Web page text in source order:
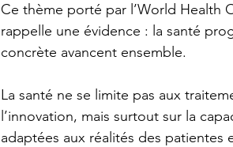
Ce thème porté par l’World Health
rappelle une évidence : la santé
concrète avancent ensemble.
La santé ne se limite pas aux
l’innovation, mais surtout sur la
adaptées aux réalités des patientes